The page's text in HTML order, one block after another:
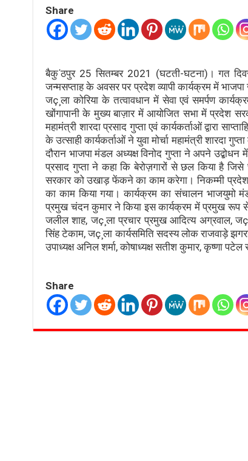
Share
बैकु΄ठपुर 25 सितम्बर 2021 (घटती-घटना)। गत
जन्मसप्ताह के अवसर पर प्रदेश व्यापी कार्यक्रम में
जç¸ला कोरिया के तत्वावधान में सेवा एवं समर्पण
खोंगापानी के मुख्य बाज़ार में आयोजित सभा में प्रदेश
महामंत्री शारदा प्रसाद गुप्ता एवं कार्यकर्ताओं द्वारा
के उत्साही कार्यकर्ताओं ने युवा मोर्चा महामंत्री
दौरान भाजपा मंडल अध्यक्ष विनोद गुप्ता ने अपने
प्रसाद गुप्ता ने कहा कि बेरोज़गारों से छल किया है
सरकार को उखाड़ फेंकने का काम करेगा। निकम्मी प्रदेश
का काम किया गया। कार्यक्रम का संचालन भाजयुमो
प्रमुख चंदन कुमार ने किया इस कार्यक्रम में प्रमुख रूप से
जलील शाह, जç¸ला प्रचार प्रमुख आदित्य अग्रवाल,
सिंह टेकाम, जç¸ला कार्यसमिति सदस्य लोक राजवाड़े
उपाध्यक्ष अनिल शर्मा, कोषाध्यक्ष सतीश कुमार, कृष्णा
Share